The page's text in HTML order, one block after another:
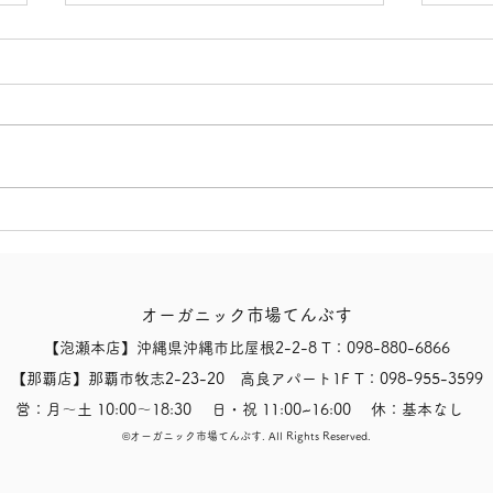
【オーガニックトマトジュー
【有
オーガニック市場てんぶす
【泡瀬本店】沖縄県沖縄市比屋根2-2-8 T：098-880-6866
【那覇店】那覇市牧志2-23-20 高良アパート1F T：098-955-3599
営：月〜土 10:00〜18:30 日・祝 11:00~16:00 休：基本なし
​©オーガニック市場てんぶす. All Rights Reserved.